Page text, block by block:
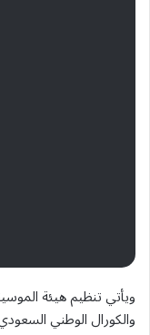
ويأتي تنظيم هيئة
والكورال الوطني